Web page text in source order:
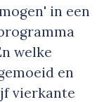
in een
welke
en
vierkante